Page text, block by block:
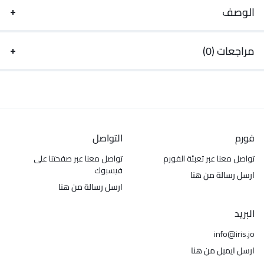
الوصف
مراجعات (0)
فورم
تواصل معنا عبر تعبئة الفورم
ارسل رسالة من هنا
التواصل
تواصل معنا عبر صفحتنا على
فيسبوك
ارسل رسالة من هنا
البريد
info@iris.jo
ارسل ايميل من هنا